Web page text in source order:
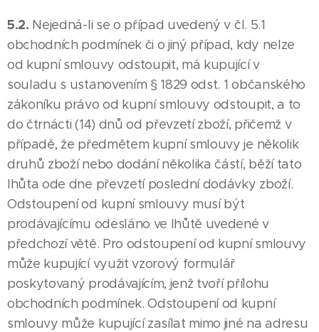
5.2. Nejedná-li se o případ uvedený v čl. 5.1
obchodních podmínek či o jiný případ, kdy nelze
od kupní smlouvy odstoupit, má kupující v
souladu s ustanovením § 1829 odst. 1 občanského
zákoníku právo od kupní smlouvy odstoupit, a to
do čtrnácti (14) dnů od převzetí zboží, přičemž v
případě, že předmětem kupní smlouvy je několik
druhů zboží nebo dodání několika částí, běží tato
lhůta ode dne převzetí poslední dodávky zboží.
Odstoupení od kupní smlouvy musí být
prodávajícímu odesláno ve lhůtě uvedené v
předchozí větě. Pro odstoupení od kupní smlouvy
může kupující využit vzorový formulář
poskytovaný prodávajícím, jenž tvoří přílohu
obchodních podmínek. Odstoupení od kupní
smlouvy může kupující zasílat mimo jiné na adresu